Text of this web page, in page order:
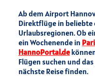
Ab dem Airport
Direktflüge in beliebte
Urlaubsregionen. Ob
ein Wochenende in
HannoPortal.de
Flügen suchen und
nächste Reise finden.